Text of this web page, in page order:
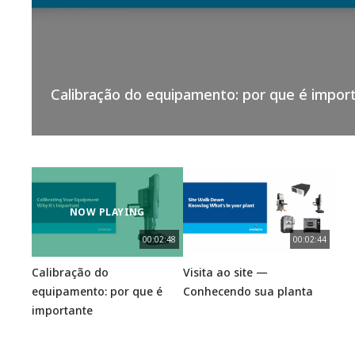
Calibração do equipamento: por que é
NOW PLAYING
00:02:48
Calibração do
equipamento: por que é
importante
00:02:44
Visita ao site —
Conhecendo sua planta